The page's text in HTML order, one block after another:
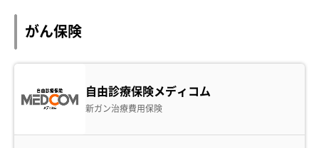
がん保険
自由診療保険メディコム
新ガン治療費用保険